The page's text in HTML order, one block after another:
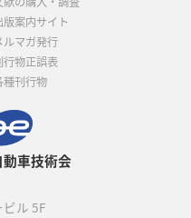
車技術会
ル 5F
版案内サイト
ルマガ発行
行物正誤表
種刊行物